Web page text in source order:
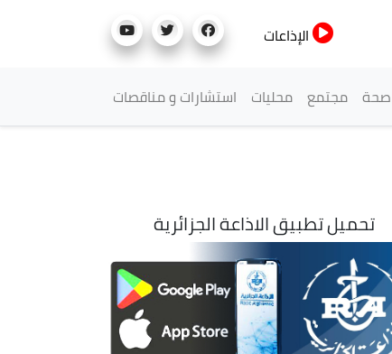
الإذاعات
صحة مجتمع محليات استشارات و مناقصات
تحميل تطبيق الاذاعة الجزائرية